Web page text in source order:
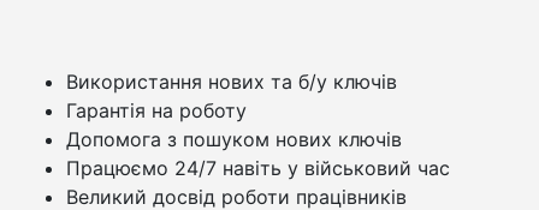
Використання нових та б/у ключів
Гарантія на роботу
Допомога з пошуком нових ключів
Працюємо 24/7 навіть у військовий час
Великий досвід роботи працівників